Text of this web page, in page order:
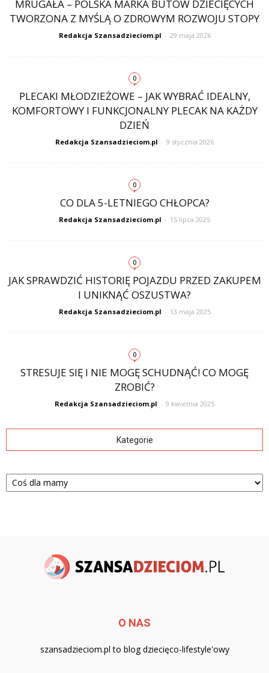
MRUGAŁA – POLSKA MARKA BUTÓW DZIECIĘCYCH
TWORZONA Z MYŚLĄ O ZDROWYM ROZWOJU STOPY
Redakcja Szansadzieciom.pl - 29 maja 2026
0
PLECAKI MŁODZIEŻOWE – JAK WYBRAĆ IDEALNY,
KOMFORTOWY I FUNKCJONALNY PLECAK NA KAŻDY
DZIEŃ
Redakcja Szansadzieciom.pl - 9 stycznia 2026
0
CO DLA 5-LETNIEGO CHŁOPCA?
Redakcja Szansadzieciom.pl - 15 lipca 2025
0
JAK SPRAWDZIĆ HISTORIĘ POJAZDU PRZED ZAKUPEM
I UNIKNĄĆ OSZUSTWA?
Redakcja Szansadzieciom.pl - 13 maja 2025
0
STRESUJE SIĘ I NIE MOGĘ SCHUDNĄĆ! CO MOGĘ
ZROBIĆ?
Redakcja Szansadzieciom.pl - 9 kwietnia 2025
Kategorie
Kategorie
O NAS
szansadzieciom.pl to blog dziecięco-lifestyle'owy